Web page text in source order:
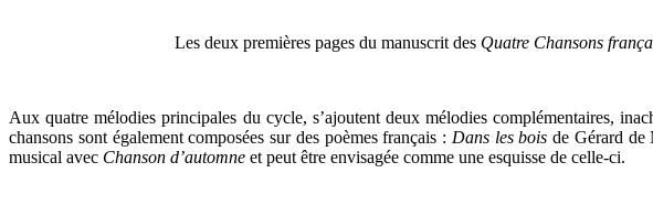
Les deux premières pages du manuscrit desQuatre Chansons
Aux quatre mélodies principales du cycle, s’ajoutent deux mélodies complémentaires,
chansons sont également composées sur des poèmes français : Dans les bois de Gérard de
musical avec Chanson d’automne et peut être envisagée comme une esquisse de celle-ci.